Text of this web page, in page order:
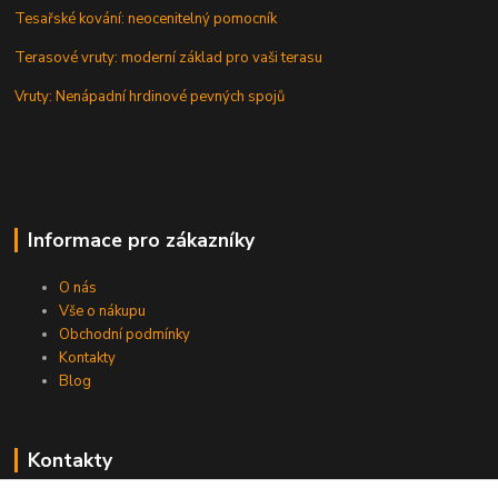
Tesařské kování: neocenitelný pomocník
Terasové vruty: moderní základ pro vaši terasu
Vruty: Nenápadní hrdinové pevných spojů
Informace pro zákazníky
O nás
Vše o nákupu
Obchodní podmínky
Kontakty
Blog
Kontakty